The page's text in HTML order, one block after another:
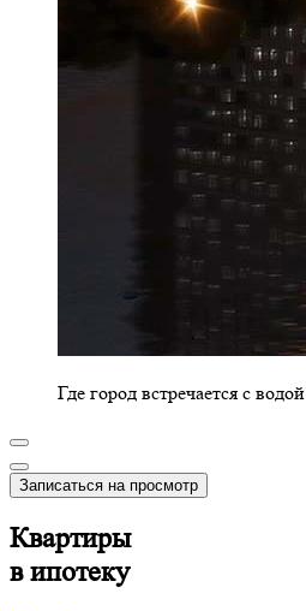
Где город встречается с водой
Записаться на просмотр
Квартиры
в ипотеку